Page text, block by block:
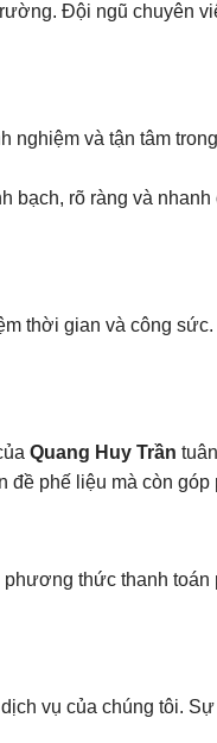
Đội ngũ chuyên
và tận tâm
bạch, rõ ràng và
thời gian và công
Quang Huy Trần
đề phế liệu mà còn
thức thanh
vụ của chúng tôi.